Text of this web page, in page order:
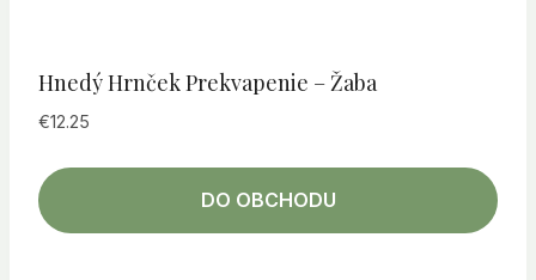
Hnedý Hrnček Prekvapenie – Žaba
€12.25
DO OBCHODU